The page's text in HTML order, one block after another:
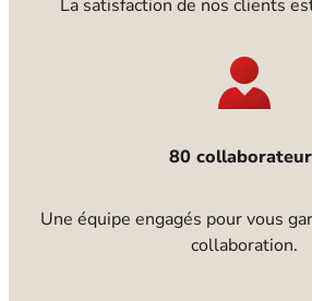
La satisfaction de nos clients
80
Une équipe engagés pour vous
collaboration.